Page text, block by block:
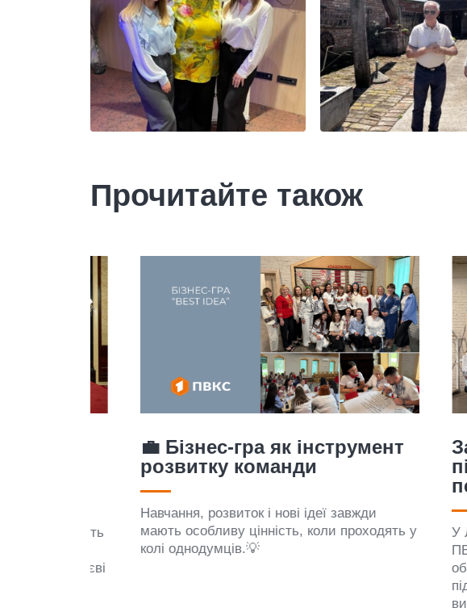
Прочитайте також
💼 Бізнес-гра як інструмент
розвитку команди
Навчання, розвиток і нові ідеї завжди
мають особливу цінність, коли проходять у
колі однодумців.💡
У
ПВКС —